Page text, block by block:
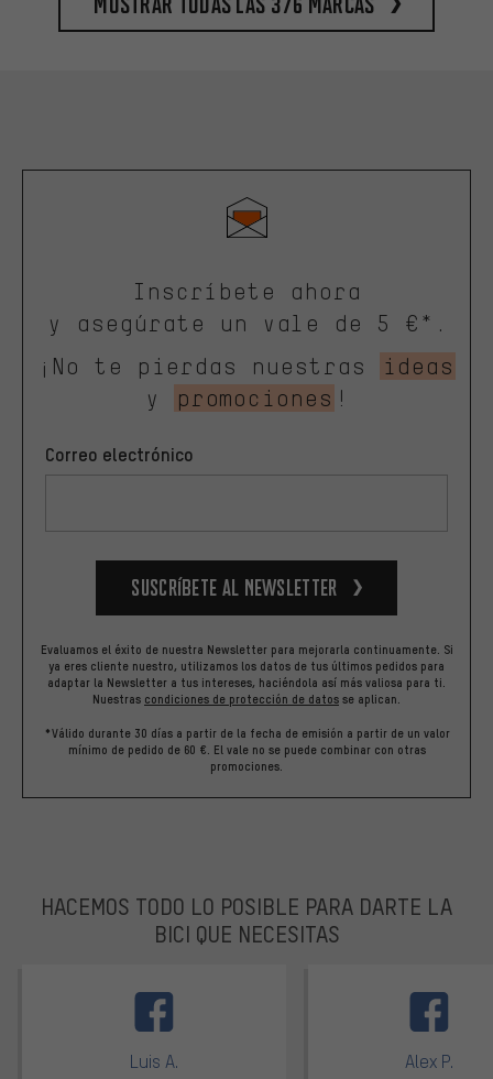
Inscríbete ahora
y asegúrate un vale de 5 €*.
¡No te pierdas nuestras
ideas
y
promociones !
Correo electrónico
Suscríbete al newsletter
Evaluamos el éxito de nuestra Newsletter para mejorarla continuamente. Si
ya eres cliente nuestro, utilizamos los datos de tus últimos pedidos para
adaptar la Newsletter a tus intereses, haciéndola así más valiosa para ti.
Nuestras condiciones de protección de datos se aplican.
*Válido durante 30 días a partir de la fecha de emisión a partir de un valor
mínimo de pedido de 60 €. El vale no se puede combinar con otras
promociones.
HACEMOS TODO LO POSIBLE PARA DARTE LA
BICI QUE NECESITAS
Luis A. Alex P.